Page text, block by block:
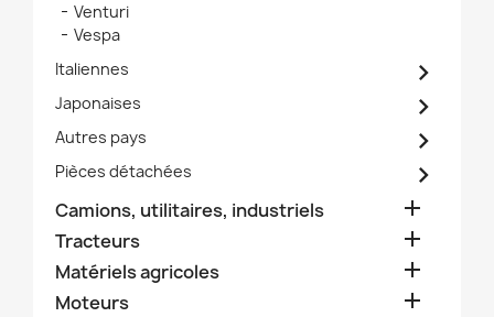
Venturi
Vespa
Italiennes

Japonaises 
Autres pays 
Pièces détachées 
Camions, utilitaires, industriels 
Tracteurs 
Matériels agricoles 
Moteurs 